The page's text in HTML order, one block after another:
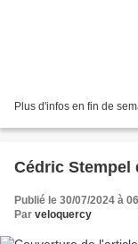
Plus d'infos en fin de
Cédric Stempel
Publié le 30/07/2024 à
Par veloquercy